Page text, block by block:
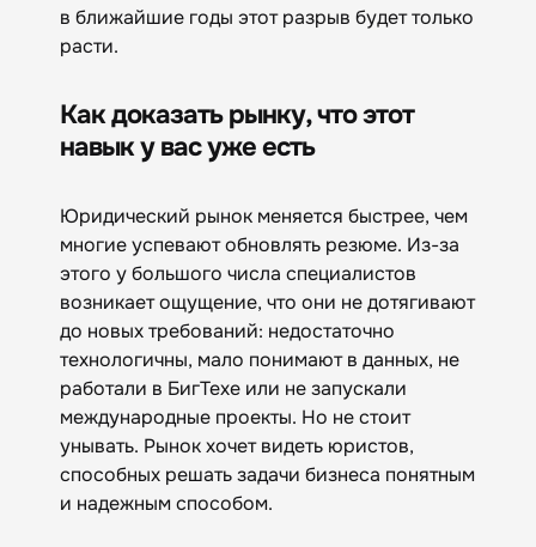
в ближайшие годы этот разрыв будет только
расти.
Как доказать рынку, что этот
навык у вас уже есть
Юридический рынок меняется быстрее, чем
многие успевают обновлять резюме. Из-за
этого у большого числа специалистов
возникает ощущение, что они не дотягивают
до новых требований: недостаточно
технологичны, мало понимают в данных, не
работали в БигТехе или не запускали
международные проекты. Но не стоит
унывать. Рынок хочет видеть юристов,
способных решать задачи бизнеса понятным
и надежным способом.